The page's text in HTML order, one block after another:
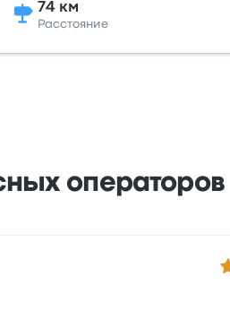
74 км
Расстояние
операторов